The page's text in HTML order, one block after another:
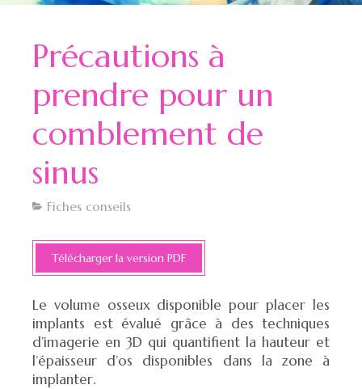
Précautions à
prendre pour un
comblement de
sinus
Fiches conseils
Télécharger la version PDF
Le volume osseux disponible pour placer les
implants est évalué grâce à des techniques
d’imagerie en 3D qui quantifient la hauteur et
l’épaisseur d’os disponibles dans la zone à
implanter.